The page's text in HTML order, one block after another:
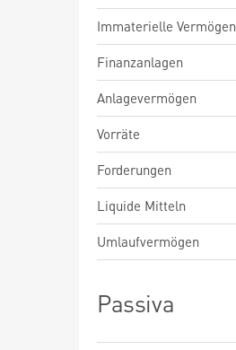
Immaterielle
Finanzanlagen
Anlagevermögen
Vorräte
Forderungen
Liquide Mitteln
Umlaufvermögen
Passiva